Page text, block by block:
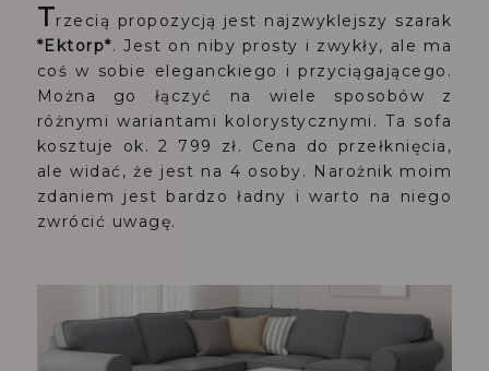
Trzecią propozycją jest najzwyklejszy szarak
*Ektorp*. Jest on niby prosty i zwykły, ale ma
coś w sobie eleganckiego i przyciągającego.
Można go łączyć na wiele sposobów z
różnymi wariantami kolorystycznymi. Ta sofa
kosztuje ok. 2 799 zł. Cena do przełknięcia,
ale widać, że jest na 4 osoby. Narożnik moim
zdaniem jest bardzo ładny i warto na niego
zwrócić uwagę.